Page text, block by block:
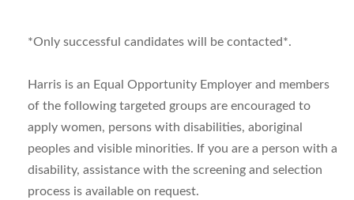
*Only successful candidates will be contacted*.
Harris is an Equal Opportunity Employer and members
of the following targeted groups are encouraged to
apply women, persons with disabilities, aboriginal
peoples and visible minorities. If you are a person with a
disability, assistance with the screening and selection
process is available on request.